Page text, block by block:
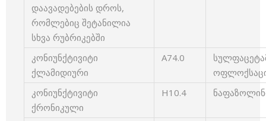
დაავადებების დროს,
რომლებიც შეტანილია
სხვა რუბრიკებში
კონიუნქტივიტი
ქლამიდიური
A74.0
კონიუნქტივიტი
ქრონიკული
H10.4